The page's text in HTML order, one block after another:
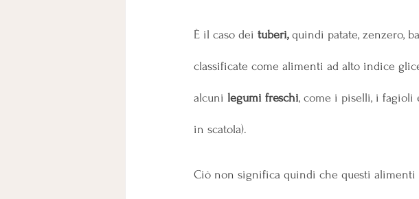
È il caso dei tuberi, quindi patate, zenzero,
classificate come alimenti ad alto indice
alcuni legumi freschi, come i piselli, i fagioli
in scatola).
Ciò non significa quindi che questi alimenti